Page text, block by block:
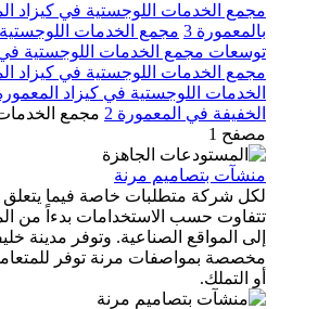
مجمع الخدمات اللوجستية في كيزاد
بالمعمورة 3
مجمع الخدمات اللوجستية
توسعات مجمع الخدمات اللوجستية في
مجمع الخدمات اللوجستية في كيزاد
الخدمات اللوجستية في كيزاد المعمورة 21
الخفيفة في المعمورة 2
مجمع الخدمات
مصفح 1
منشآت بتصاميم مرنة
لكل شركة متطلبات خاصة فيما يتعلق
تتفاوت حسب الاستخدامات بدءاً من
إلى المواقع الصناعية. وتوفر مدينة
مخصصة بمواصفات مرنة توفر
أو التملك.